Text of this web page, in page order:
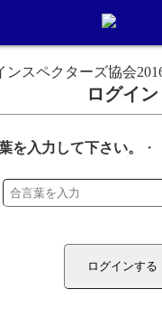
ンスペクターズ協会
ログイン
を入力して下さい。 ・